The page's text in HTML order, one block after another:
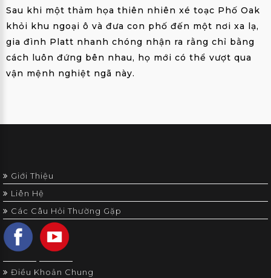
MUA
GÓI
EN
Sau khi một thảm họa thiên nhiên xé toạc Phố Oak
khỏi khu ngoại ô và đưa con phố đến một nơi xa lạ,
gia đình Platt nhanh chóng nhận ra rằng chỉ bằng
cách luôn đứng bên nhau, họ mới có thể vượt qua
vận mệnh nghiệt ngã này.
Giới Thiệu
Liên Hệ
Các Câu Hỏi Thường Gặp
Điều Khoản Chung